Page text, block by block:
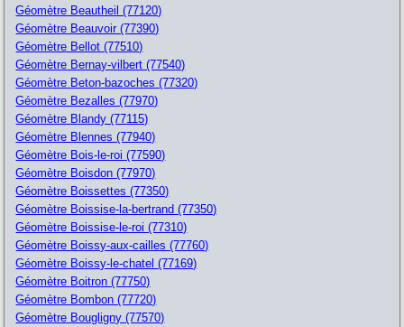
Géomètre Beautheil (77120)
Géomètre Beauvoir (77390)
Géomètre Bellot (77510)
Géomètre Bernay-vilbert (77540)
Géomètre Beton-bazoches (77320)
Géomètre Bezalles (77970)
Géomètre Blandy (77115)
Géomètre Blennes (77940)
Géomètre Bois-le-roi (77590)
Géomètre Boisdon (77970)
Géomètre Boissettes (77350)
Géomètre Boissise-la-bertrand (77350)
Géomètre Boissise-le-roi (77310)
Géomètre Boissy-aux-cailles (77760)
Géomètre Boissy-le-chatel (77169)
Géomètre Boitron (77750)
Géomètre Bombon (77720)
Géomètre Bougligny (77570)